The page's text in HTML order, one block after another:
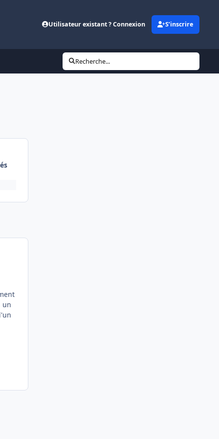
Utilisateur existant ? Connexion S’inscrire
Recherche...
un